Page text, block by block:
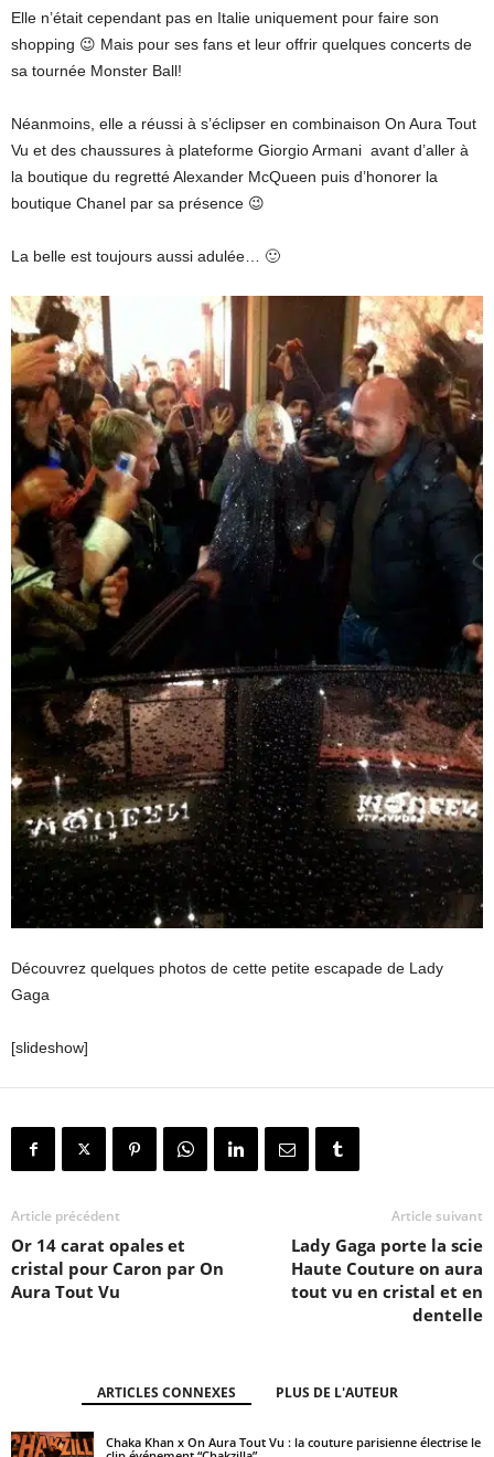
Elle n’était cependant pas en Italie uniquement pour faire son
shopping 😉 Mais pour ses fans et leur offrir quelques concerts de
sa tournée Monster Ball!
Néanmoins, elle a réussi à s’éclipser en combinaison On Aura Tout
Vu et des chaussures à plateforme Giorgio Armani avant d’aller à
la boutique du regretté Alexander McQueen puis d’honorer la
boutique Chanel par sa présence 😉
La belle est toujours aussi adulée… 🙂
Découvrez quelques photos de cette petite escapade de Lady
Gaga
[slideshow]
Article précédent
Or 14 carat opales et
cristal pour Caron par On
Aura Tout Vu
Article suivant
Lady Gaga porte la scie
Haute Couture on aura
tout vu en cristal et en
dentelle
ARTICLES CONNEXES PLUS DE L'AUTEUR
Chaka Khan x On Aura Tout Vu : la couture parisienne électrise le